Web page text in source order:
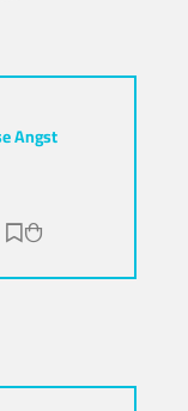
Angst
Zur Merkliste